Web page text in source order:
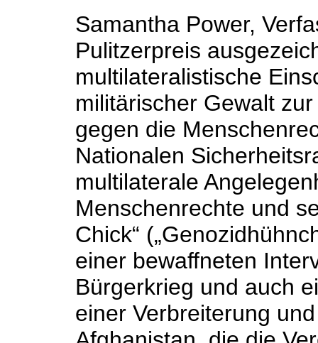
Samantha Power,
Pulitzerpreis
multilateralistische
militärischer Gewalt
gegen die
Nationalen
multilaterale
Menschenrechte und
Chick“
einer bewaffneten
Bürgerkrieg und auch
einer Verbreiterung